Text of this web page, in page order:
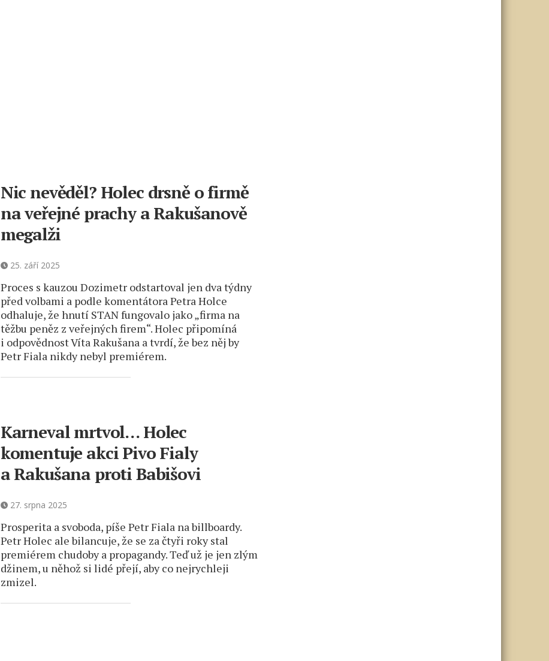
Nic nevěděl? Holec drsně o firmě
na veřejné prachy a Rakušanově
megalži
25. září 2025
Proces s kauzou Dozimetr odstartoval jen dva týdny
před volbami a podle komentátora Petra Holce
odhaluje, že hnutí STAN fungovalo jako „firma na
těžbu peněz z veřejných firem“. Holec připomíná
i odpovědnost Víta Rakušana a tvrdí, že bez něj by
Petr Fiala nikdy nebyl premiérem.
Karneval mrtvol… Holec
komentuje akci Pivo Fialy
a Rakušana proti Babišovi
27. srpna 2025
Prosperita a svoboda, píše Petr Fiala na billboardy.
Petr Holec ale bilancuje, že se za čtyři roky stal
premiérem chudoby a propagandy. Teď už je jen zlým
džinem, u něhož si lidé přejí, aby co nejrychleji
zmizel.